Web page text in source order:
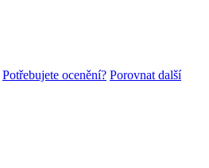
Potřebujete ocenění? Porovnat další